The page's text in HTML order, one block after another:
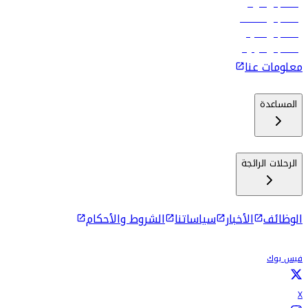
رحلات إلى الرياض
رحلات إلى مسقط
رحلات إلى ماليه
رحلات إلى كولومبو
معلومات عنا
المساعدة
الرحلات الرائجة
الوظائف الأخبار سياساتنا الشروط والأحكام
فيس بوك
X